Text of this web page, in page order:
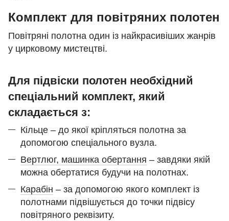
Комплект для повітряних полотен
Повітряні полотна один із найкрасивіших жанрів
у цирковому мистецтві.
Для підвіски полотен необхідний
спеціальний комплект, який
складається з:
Кільце – до якої кріпляться полотна за
допомогою спеціального вузла.
Вертлюг, машинка обертання – завдяки якій
можна обертатися будучи на полотнах.
Карабін – за допомогою якого комплект із
полотнами підвішується до точки підвісу
повітряного реквізиту.